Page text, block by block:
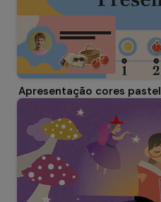
Apresentação cores pastel